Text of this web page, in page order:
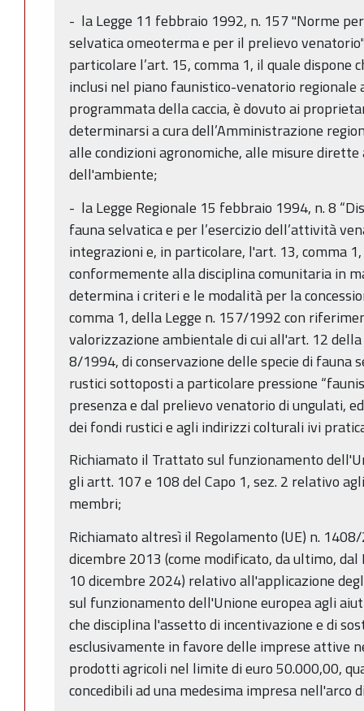
- la Legge 11 febbraio 1992, n. 157 "Norme
selvatica omeoterma e per il prelievo
particolare l’art. 15, comma 1, il quale dispone
inclusi nel piano faunistico-venatorio regionale
programmata della caccia, è dovuto ai
determinarsi a cura dell’Amministrazione
alle condizioni agronomiche, alle misure
dell'ambiente;
- la Legge Regionale 15 febbraio 1994, n. 8
fauna selvatica e per l’esercizio dell’attività
integrazioni e, in particolare, l'art. 13, comma
conformemente alla disciplina comunitaria in
determina i criteri e le modalità per la
comma 1, della Legge n. 157/1992 con
valorizzazione ambientale di cui all'art. 12 della
8/1994, di conservazione delle specie di fauna
rustici sottoposti a particolare pressione
presenza e dal prelievo venatorio di ungulati,
dei fondi rustici e agli indirizzi colturali ivi
Richiamato il Trattato sul funzionamento
gli artt. 107 e 108 del Capo 1, sez. 2 relativo
membri;
Richiamato altresì il Regolamento (UE) n.
dicembre 2013 (come modificato, da ultimo,
10 dicembre 2024) relativo all'applicazione
sul funzionamento dell'Unione europea agli
che disciplina l'assetto di incentivazione e di
esclusivamente in favore delle imprese attive
prodotti agricoli nel limite di euro 50.000,00,
concedibili ad una medesima impresa nell'arco